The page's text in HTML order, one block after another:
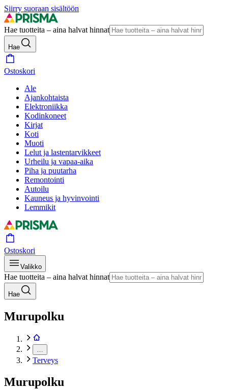
Siirry suoraan sisältöön
Hae tuotteita – aina halvat hinnat
Hae
Ostoskori
Ale
Ajankohtaista
Elektroniikka
Kodinkoneet
Kirjat
Koti
Muoti
Lelut ja lastentarvikkeet
Urheilu ja vapaa-aika
Piha ja puutarha
Remontointi
Autoilu
Kauneus ja hyvinvointi
Lemmikit
Ostoskori
Valikko
Hae tuotteita – aina halvat hinnat
Hae
Murupolku
Terveys
Murupolku